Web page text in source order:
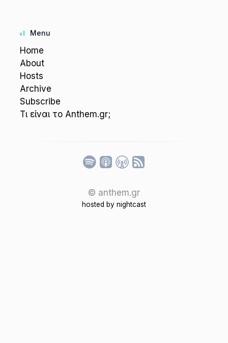
Menu
Home
About
Hosts
Archive
Subscribe
Τι είναι το Anthem.gr;
© anthem.gr
hosted by nightcast